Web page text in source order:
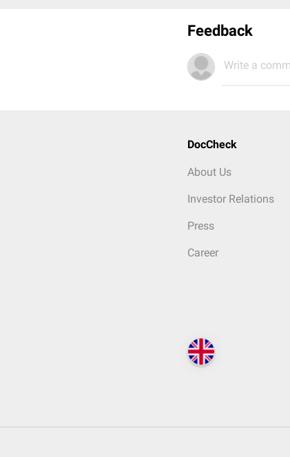
Feedback
Write a
DocCheck
About Us
Investor Relations
Press
Career